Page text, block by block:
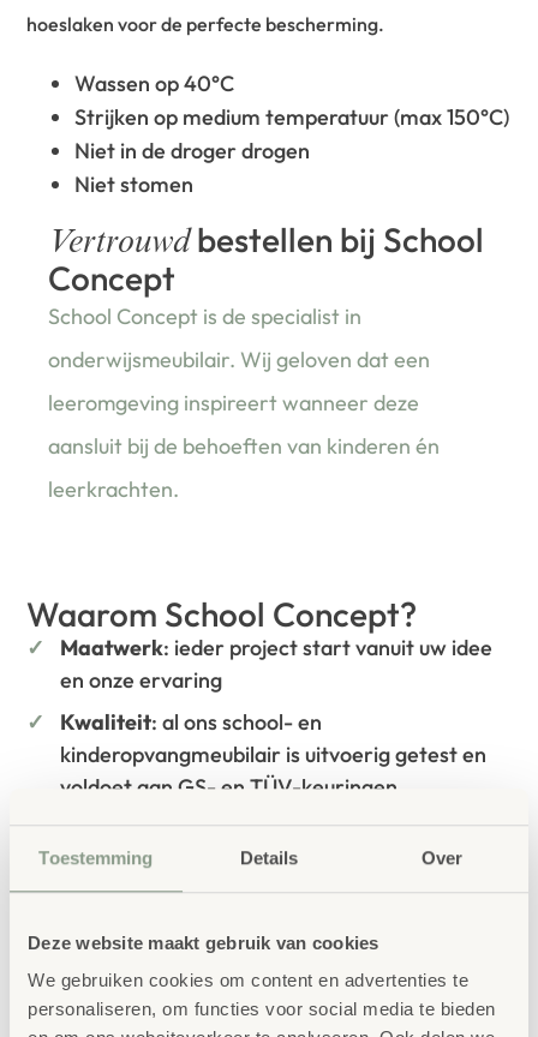
Toestemming Details Over
Deze website maakt gebruik van cookies
We gebruiken cookies om content en advertenties te
personaliseren, om functies voor social media te bieden
hoeslaken voor de perfecte bescherming.
Wassen op 40°C
Strijken op medium temperatuur (max 150°C)
Niet in de droger drogen
Niet stomen
Vertrouwdbestellen bij School
Concept
School Concept is de specialist in
onderwijsmeubilair. Wij geloven dat een
leeromgeving inspireert wanneer deze
aansluit bij de behoeften van kinderen én
leerkrachten.
Waarom School Concept?
Maatwerk: ieder project start vanuit uw idee
en onze ervaring
Kwaliteit: al ons school- en
kinderopvangmeubilair is uitvoerig getest en
voldoet aan GS- en TÜV-keuringen
Duurzaamheid: wij werken met circulaire
producten, waaronder onze
OneWood-lijn
100% FSC-gecertificeerd Scandinavisch hout.
milieukeurmerkEU-Ecolabel.
Extra informatie